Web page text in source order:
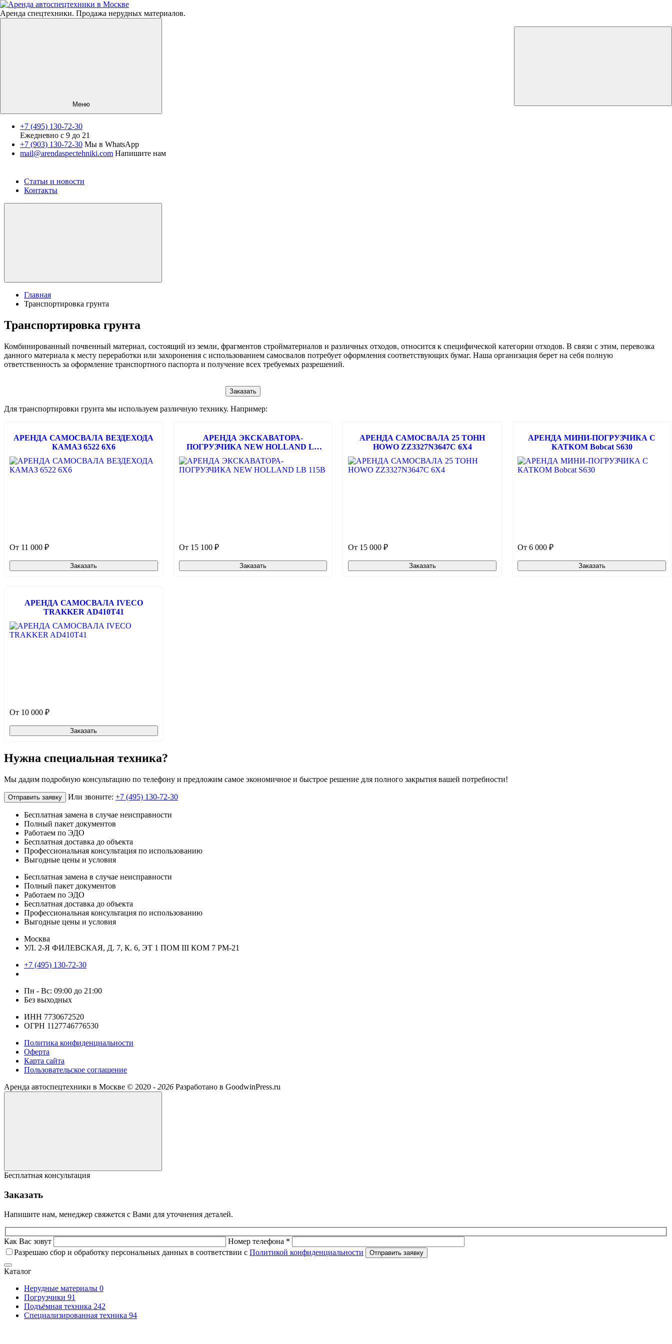
Аренда спецтехники. Продажа нерудных материалов.
Меню
+7 (495) 130-72-30
Ежедневно с 9 до 21
+7 (903) 130-72-30 Мы в WhatsApp
mail@arendaspectehniki.com Напишите нам
Нерудные материалы
Статьи и новости
Контакты
Главная
Транспортировка грунта
Транспортировка грунта
Комбинированный почвенный материал, состоящий из земли, фрагментов стройматериалов и различных отходов, относится к специфической категории отходов. В связи с этим, перевозка
данного материала к месту переработки или захоронения с использованием самосвалов потребует оформления соответствующих бумаг. Наша организация берет на себя полную
ответственность за оформление транспортного паспорта и получение всех требуемых разрешений.
Заказать
Для транспортировки грунта мы используем различную технику. Например:
АРЕНДА САМОСВАЛА ВЕЗДЕХОДА
КАМАЗ 6522 6Х6
От 11 000 ₽
Заказать
АРЕНДА ЭКСКАВАТОРА-
ПОГРУЗЧИКА NEW HOLLAND LB
От 15 100 ₽
Заказать
АРЕНДА САМОСВАЛА 25 ТОНН
HOWO ZZ3327N3647C 6X4
От 15 000 ₽
Заказать
АРЕНДА МИНИ-ПОГРУЗЧИКА С
КАТКОМ Bobcat S630
От 6 000 ₽
Заказать
АРЕНДА САМОСВАЛА IVECO
TRAKKER AD410T41
От 10 000 ₽
Заказать
Нужна специальная техника?
Мы дадим подробную консультацию по телефону и предложим самое экономичное и быстрое решение для полного закрытия вашей потребности!
Отправить заявку Или звоните: +7 (495) 130-72-30
Бесплатная замена в случае неисправности
Полный пакет документов
Работаем по ЭДО
Бесплатная доставка до объекта
Профессиональная консультация по использованию
Выгодные цены и условия
Бесплатная замена в случае неисправности
Полный пакет документов
Работаем по ЭДО
Бесплатная доставка до объекта
Профессиональная консультация по использованию
Выгодные цены и условия
Москва
УЛ. 2-Я ФИЛЕВСКАЯ, Д. 7, К. 6, ЭТ 1 ПОМ III КОМ 7 РМ-21
+7 (495) 130-72-30
Пн - Вс: 09:00 до 21:00
Без выходных
ИНН 7730672520
ОГРН 1127746776530
Политика конфиденциальности
Оферта
Карта сайта
Пользовательское соглашение
Аренда автоспецтехники в Москве © 2020 - 2026 Разработано в GoodwinPress.ru
Бесплатная консультация
Заказать
Напишите нам, менеджер свяжется с Вами для уточнения деталей.
Как Вас зовут
Номер телефона *
Разрешаю сбор и обработку персональных данных в соответствии с Политикой конфиденциальности Отправить заявку
Каталог
Нерудные материалы 0
Погрузчики 91
Подъёмная техника 242
Специализированная техника 94